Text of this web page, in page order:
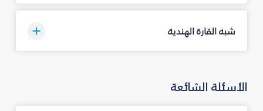
شبه القارة الهندية
الأسئلة الشائعة